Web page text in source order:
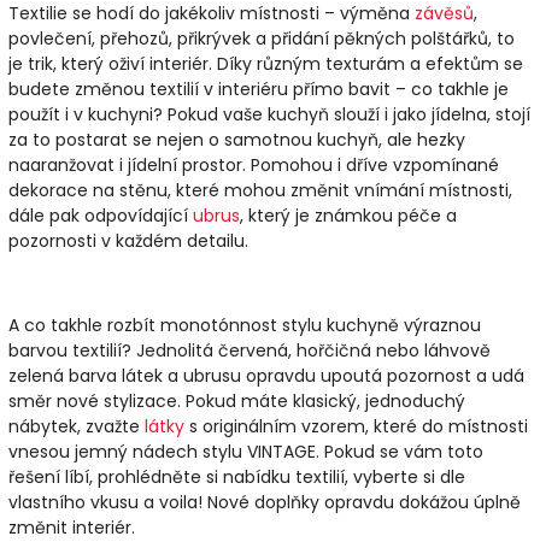
Textilie se hodí do jakékoliv místnosti – výměna závěsů,
povlečení, přehozů, přikrývek a přidání pěkných polštářků, to
je trik, který oživí interiér. Díky různým texturám a efektům se
budete změnou textilií v interiéru přímo bavit – co takhle je
použít i v kuchyni? Pokud vaše kuchyň slouží i jako jídelna, stojí
za to postarat se nejen o samotnou kuchyň, ale hezky
naaranžovat i jídelní prostor. Pomohou i dříve vzpomínané
dekorace na stěnu, které mohou změnit vnímání místnosti,
dále pak odpovídající ubrus, který je známkou péče a
pozornosti v každém detailu.
A co takhle rozbít monotónnost stylu kuchyně výraznou
barvou textilií? Jednolitá červená, hořčičná nebo láhvově
zelená barva látek a ubrusu opravdu upoutá pozornost a udá
směr nové stylizace. Pokud máte klasický, jednoduchý
nábytek, zvažte látky s originálním vzorem, které do místnosti
vnesou jemný nádech stylu VINTAGE. Pokud se vám toto
řešení líbí, prohlédněte si nabídku textilií, vyberte si dle
vlastního vkusu a voila! Nové doplňky opravdu dokážou úplně
změnit interiér.